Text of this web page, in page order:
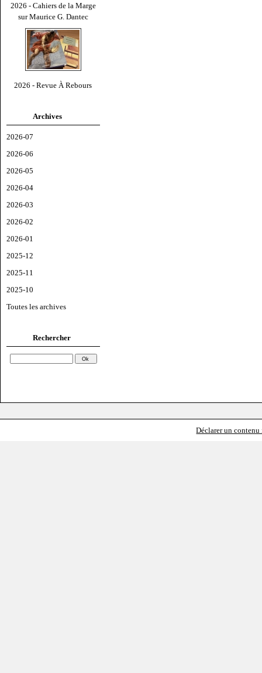
2026 - Cahiers de la Marge
sur Maurice G. Dantec
2026 - Revue À Rebours
Archives
2026-07
2026-06
2026-05
2026-04
2026-03
2026-02
2026-01
2025-12
2025-11
2025-10
Toutes les archives
Rechercher
Déclarer un